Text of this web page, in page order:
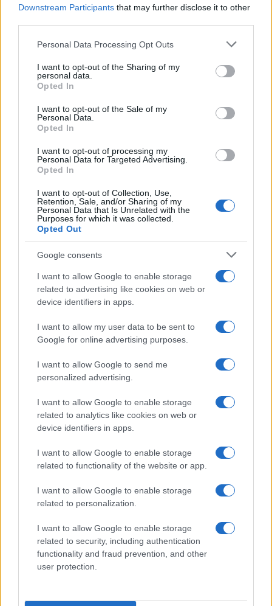
Downstream Participants that may further disclose it to other
Please note that this website/app uses one or more Google
not limited to your visit or usage behaviour. You may click to
grant or deny consent to Google and its third-party tags to
use your data for below specified purposes in below Google
consent section.
Personal Data Processing Opt Outs
I want to opt-out of the Sharing of my
personal data.
Opted In
I want to opt-out of the Sale of my
Personal Data.
Opted In
I want to opt-out of processing my
Personal Data for Targeted Advertising.
Opted In
I want to opt-out of Collection, Use,
Retention, Sale, and/or Sharing of my
Personal Data that Is Unrelated with the
Purposes for which it was collected.
Opted Out
Google consents
I want to allow Google to enable storage
related to advertising like cookies on web or
device identifiers in apps.
I want to allow my user data to be sent to
Google for online advertising purposes.
I want to allow Google to send me
personalized advertising.
I want to allow Google to enable storage
related to analytics like cookies on web or
device identifiers in apps.
I want to allow Google to enable storage
related to functionality of the website or app.
I want to allow Google to enable storage
related to personalization.
I want to allow Google to enable storage
related to security, including authentication
functionality and fraud prevention, and other
user protection.
érdekeink, értékeink és
biztonságunk számára”.
A finn és svéd csatlakozási folyamattal,
illetve Törökország fenntartásaival
kapcsolatban kiemelte, hogy a két skandináv
ország tagfelvételi kérelme „történelmi
pillanat, amelyet meg kell ragadnunk”, hiszen
„a csatlakozás nemcsak Finnországot és
Svédországot, hanem mindannyiunkat
erősítene”. Ugyanakkor Törökország nem
csupán „fontos NATO-ország” egy stratégiai
fontosságú területen, Európa, Oroszország,
Irak és Szíria között, hanem minden
tagországnál többet szenvedett a terrortól,
ezért „nagyon komolyan vesszük
aggodalmait” – jelentette ki.